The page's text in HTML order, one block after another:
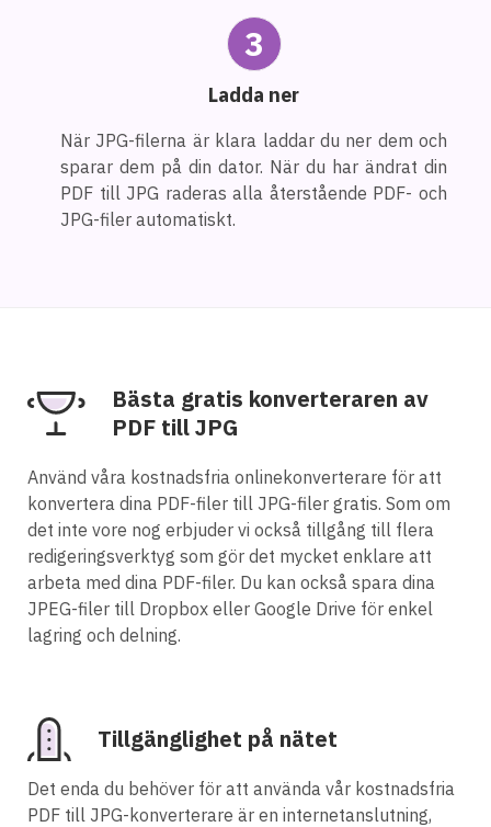
3
Ladda ner
När JPG-filerna är klara laddar du ner dem och
sparar dem på din dator. När du har ändrat din
PDF till JPG raderas alla återstående PDF- och
JPG-filer automatiskt.
Bästa gratis konverteraren av
PDF till JPG
Använd våra kostnadsfria onlinekonverterare för att
konvertera dina PDF-filer till JPG-filer gratis. Som om
det inte vore nog erbjuder vi också tillgång till flera
redigeringsverktyg som gör det mycket enklare att
arbeta med dina PDF-filer. Du kan också spara dina
JPEG-filer till Dropbox eller Google Drive för enkel
lagring och delning.
Tillgänglighet på nätet
Det enda du behöver för att använda vår kostnadsfria
PDF till JPG-konverterare är en internetanslutning,